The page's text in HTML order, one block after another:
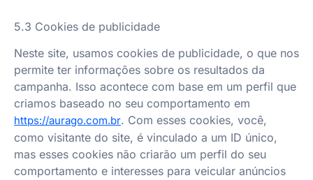
5.3 Cookies de publicidade
Neste site, usamos cookies de publicidade, o que nos
permite ter informações sobre os resultados da
campanha. Isso acontece com base em um perfil que
criamos baseado no seu comportamento em
https://aurago.com.br. Com esses cookies, você,
como visitante do site, é vinculado a um ID único,
mas esses cookies não criarão um perfil do seu
comportamento e interesses para veicular anúncios